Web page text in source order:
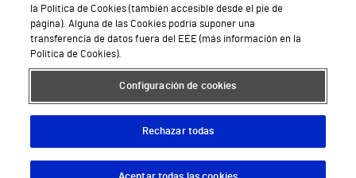
Teléfono Atención al Cliente
Política de seguridad y salud en el trabajo
Conoce a Supervita
Aviso Legal Política de cookies Política de privacidad Mapa web Protección de datos
la Política de Cookies (también accesible desde el pie de
página). Alguna de las Cookies podría suponer una
transferencia de datos fuera del EEE (más información en la
Política de Cookies).
Configuración de cookies
Rechazar todas